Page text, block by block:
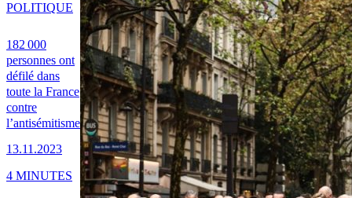
182 000
personnes ont
défilé dans
toute la France
contre
l’antisémitisme
13.11.2023
POLITIQUE
4 MINUTES